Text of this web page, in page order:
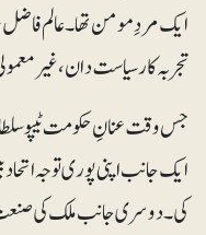
ایک مردِ مومن تھا۔ عالم فاضل،
تجربہ کار سیاست دان ، غیر
جس وقت عنانِ حکومت ٹیپو
ایک جانب اپنی پوری توجہ اتحاد
کی ۔دوسری جانب ملک کی